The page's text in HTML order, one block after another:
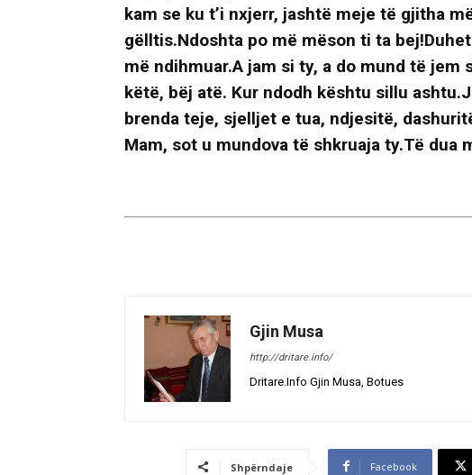
kam se ku t’i nxjerr, jashtë meje të gjitha
gëlltis.Ndoshta po më mëson ti ta
më ndihmuar.A jam si ty, a do mund të jem
këtë, bëj atë. Kur ndodh kështu sillu
brenda teje, sjelljet e tua, ndjesitë,
Mam, sot u mundova të shkruaja ty.Të dua
Gjin Musa
http://dritare.info/
Dritare.Info Gjin Musa, Botues
Shpërndaje Facebook